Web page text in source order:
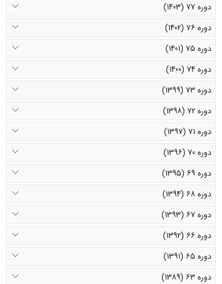
دوره 77 (1403)
دوره 76 (1402)
دوره 75 (1401)
دوره 74 (1400)
دوره 73 (1399)
دوره 72 (1398)
دوره 71 (1397)
دوره 70 (1396)
دوره 69 (1395)
دوره 68 (1394)
دوره 67 (1393)
دوره 66 (1392)
دوره 65 (1391)
دوره 63 (1389)